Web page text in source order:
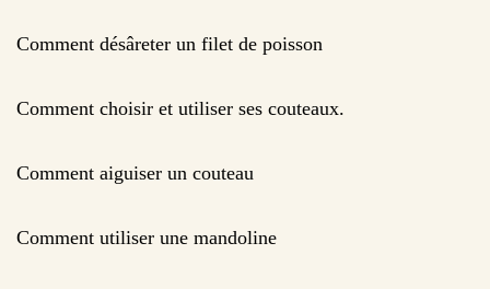
Comment désâreter un filet de poisson
Comment choisir et utiliser ses couteaux.
Comment aiguiser un couteau
Comment utiliser une mandoline